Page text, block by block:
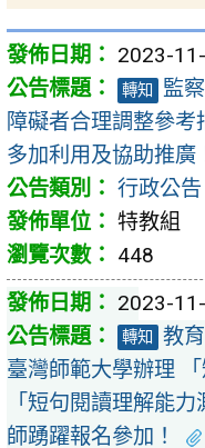
2023-
轉知
監
障礙者合理調整參
多加利用及協助推廣
行政公告
特教組
448
2023-
轉知
教
臺灣師範大學辦理
「短句閱讀理解能
師踴躍報名參加！